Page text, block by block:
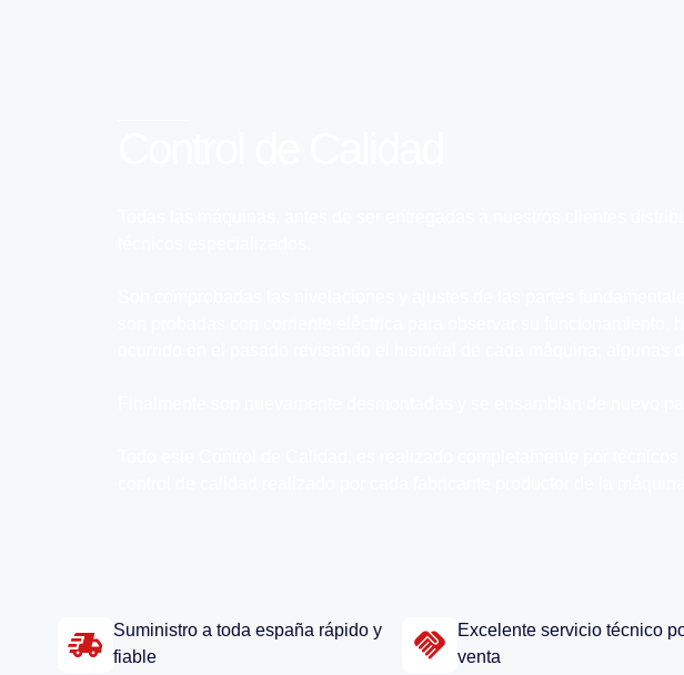
Suministro a toda españa rápido y
fiable
Excelente servicio técnico
venta